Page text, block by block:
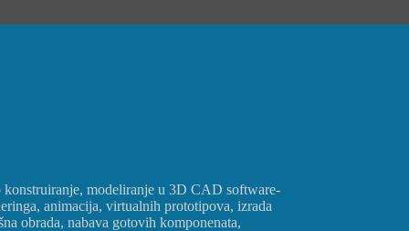
modeliranje u 3D CAD software-
animacija, virtualnih prototipova, izrada
obrada, nabava gotovih komponenata,